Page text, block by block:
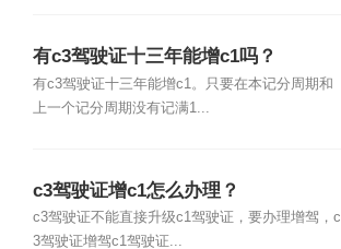
有c3驾驶证十三年能增c1吗？
有c3驾驶证十三年能增c1。只要在本记分周期和
上一个记分周期没有记满1...
c3驾驶证增c1怎么办理？
c3驾驶证不能直接升级c1驾驶证，要办理增驾，c
3驾驶证增驾c1驾驶证...